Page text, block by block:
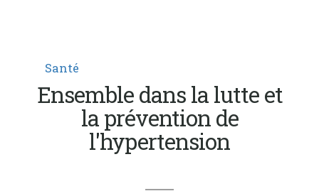
Santé
Ensemble dans la lutte et
la prévention de
l'hypertension